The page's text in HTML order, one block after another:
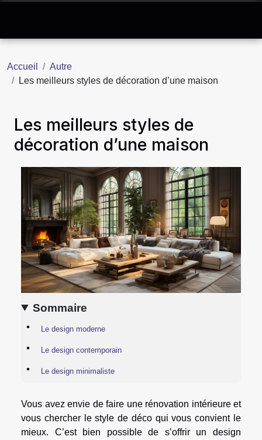
Accueil
Autre
Les meilleurs styles de décoration d’une maison
Les meilleurs styles de
décoration d’une maison
Sommaire
Le design moderne
Le design contemporain
Le design minimaliste
Vous avez envie de faire une rénovation intérieure et
vous chercher le style de déco qui vous convient le
mieux. C’est bien possible de s’offrir un design